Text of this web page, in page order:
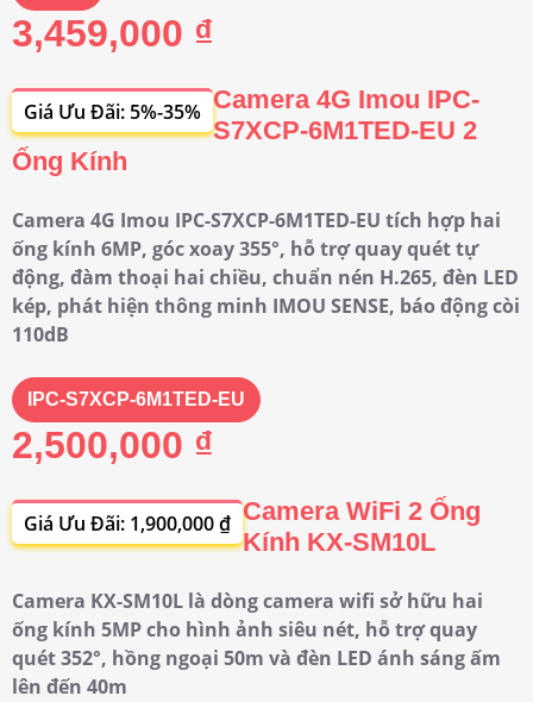
3,459,000 ₫
Giá Ưu Đãi: 5%-35% Camera 4G Imou IPC-
S7XCP-6M1TED-EU 2
Ống Kính
Camera 4G Imou IPC-S7XCP-6M1TED-EU tích hợp hai
ống kính 6MP, góc xoay 355°, hỗ trợ quay quét tự
động, đàm thoại hai chiều, chuẩn nén H.265, đèn LED
kép, phát hiện thông minh IMOU SENSE, báo động còi
110dB
IPC-S7XCP-6M1TED-EU
2,500,000 ₫
Giá Ưu Đãi: 1,900,000 ₫ Camera WiFi 2 Ống
Kính KX-SM10L
Camera KX-SM10L là dòng camera wifi sở hữu hai
ống kính 5MP cho hình ảnh siêu nét, hỗ trợ quay
quét 352°, hồng ngoại 50m và đèn LED ánh sáng ấm
lên đến 40m